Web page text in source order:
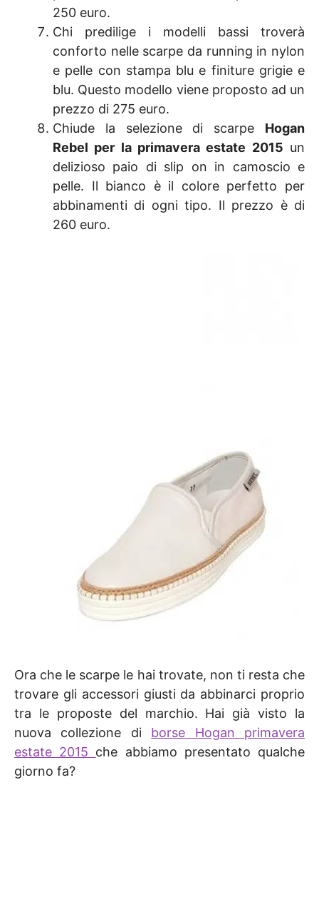
250 euro.
Chi predilige i modelli bassi troverà
conforto nelle scarpe da running in nylon
e pelle con stampa blu e finiture grigie e
blu. Questo modello viene proposto ad un
prezzo di 275 euro.
Chiude la selezione di scarpe Hogan
Rebel per la primavera estate 2015 un
delizioso paio di slip on in camoscio e
pelle. Il bianco è il colore perfetto per
abbinamenti di ogni tipo. Il prezzo è di
260 euro.
Ora che le scarpe le hai trovate, non ti resta che
trovare gli accessori giusti da abbinarci proprio
tra le proposte del marchio. Hai già visto la
nuova collezione di borse Hogan primavera
estate 2015 che abbiamo presentato qualche
giorno fa?